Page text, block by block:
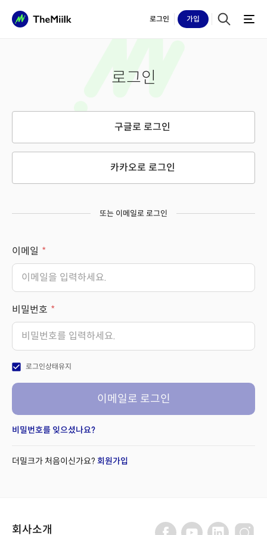
로그인 가입
로그인
구글로 로그인
카카오로 로그인
또는 이메일로 로그인
이메일
비밀번호
check_box 로그인상태유지
이메일로 로그인
비밀번호를 잊으셨나요?
더밀크가 처음이신가요? 회원가입
회사소개